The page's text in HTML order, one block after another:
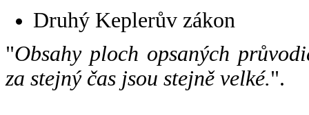
Druhý Keplerův zákon
"Obsahy ploch opsaných
za stejný čas jsou stejně velké.".